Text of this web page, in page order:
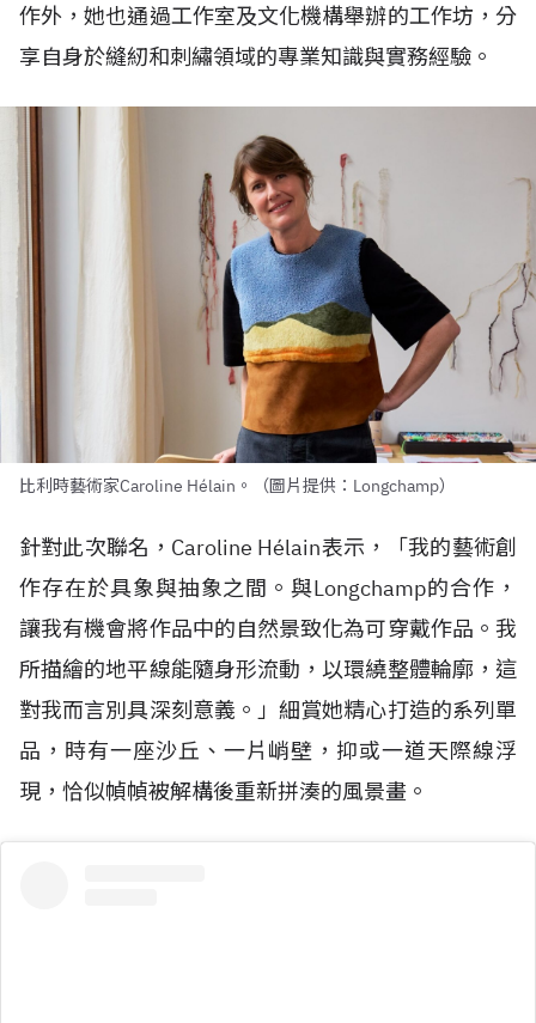
作外，她也通過工作室及文化機構舉辦的工作坊，分
享自身於縫紉和刺繡領域的專業知識與實務經驗。
比利時藝術家Caroline Hélain。（圖片提供：Longchamp）
針對此次聯名，Caroline Hélain表示，「我的藝術創
作存在於具象與抽象之間。與Longchamp的合作，
讓我有機會將作品中的自然景致化為可穿戴作品。我
所描繪的地平線能隨身形流動，以環繞整體輪廓，這
對我而言別具深刻意義。」細賞她精心打造的系列單
品，時有一座沙丘、一片峭壁，抑或一道天際線浮
現，恰似幀幀被解構後重新拼湊的風景畫。